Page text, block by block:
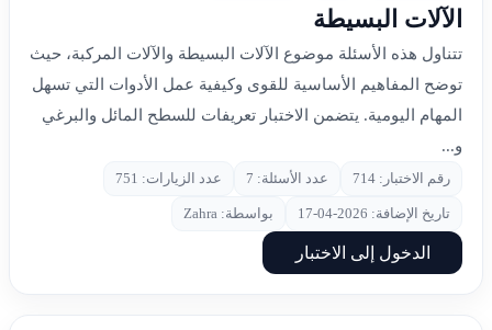
الآلات البسيطة
تتناول هذه الأسئلة موضوع الآلات البسيطة والآلات المركبة، حيث
توضح المفاهيم الأساسية للقوى وكيفية عمل الأدوات التي تسهل
المهام اليومية. يتضمن الاختبار تعريفات للسطح المائل والبرغي
و...
رقم الاختبار: 714 عدد الأسئلة: 7 عدد الزيارات: 751
تاريخ الإضافة: 2026-04-17 بواسطة: Zahra
الدخول إلى الاختبار